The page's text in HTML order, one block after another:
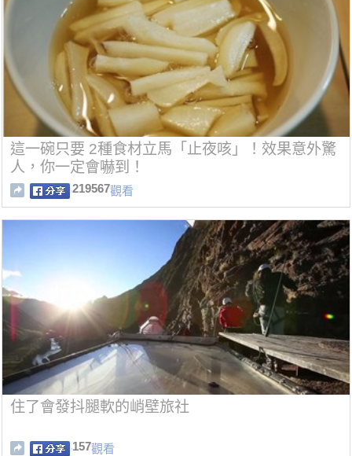
這一碗只要 2種食材立馬「止夜咳」！效果意外驚
人，你一定會嚇到！
219567觀看
住了會發抖腿軟的峭壁旅社
157觀看